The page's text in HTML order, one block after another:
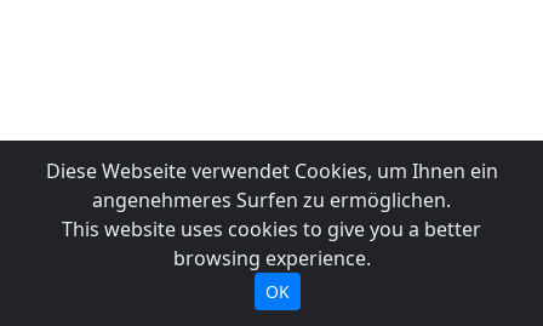
Diese Webseite verwendet Cookies, um Ihnen ein
angenehmeres Surfen zu ermöglichen.
This website uses cookies to give you a better
browsing experience.
OK